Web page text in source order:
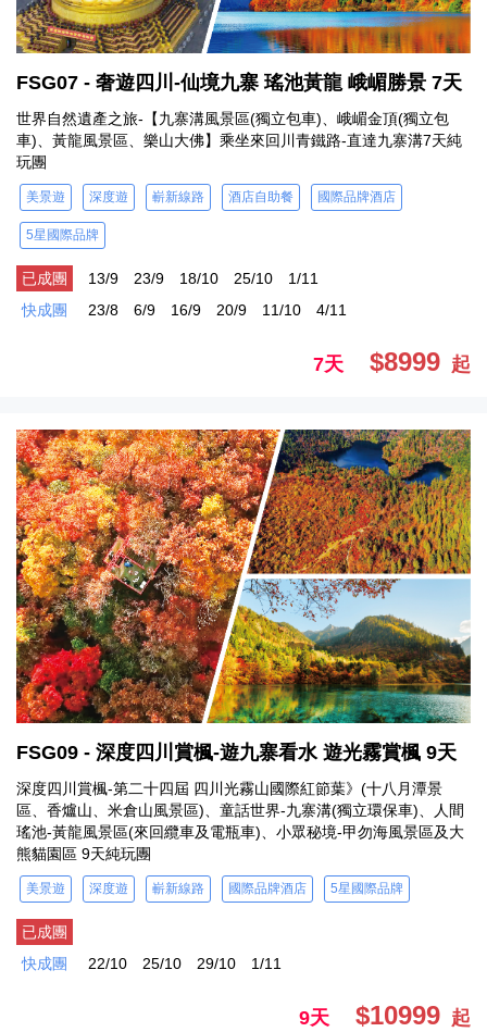
FSG07 - 奢遊四川-仙境九寨 瑤池黃龍 峨嵋勝景 7天
世界自然遺產之旅-【九寨溝風景區(獨立包車)、峨嵋金頂(獨立包
車)、黃龍風景區、樂山大佛】乘坐來回川青鐵路-直達九寨溝7天純
玩團
美景遊 深度遊 嶄新線路 酒店自助餐 國際品牌酒店
5星國際品牌
已成團 13/9 23/9 18/10 25/10
1/11
快成團
23/8 6/9 16/9 20/9 11/10 4/11
7天 $8999 起
FSG09 - 深度四川賞楓-遊九寨看水 遊光霧賞楓 9天
深度四川賞楓-第二十四屆 四川光霧山國際紅節葉》(十八月潭景
區、香爐山、米倉山風景區)、童話世界-九寨溝(獨立環保車)、人間
瑤池-黃龍風景區(來回纜車及電瓶車)、小眾秘境-甲勿海風景區及大
熊貓園區 9天純玩團
美景遊 深度遊 嶄新線路 國際品牌酒店 5星國際品牌
已成團
快成團
22/10 25/10 29/10 1/11
9天 $10999 起